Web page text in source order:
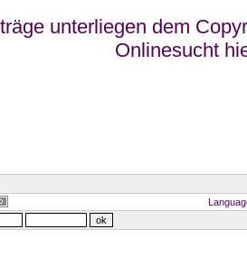
unterliegen dem
Onlinesucht